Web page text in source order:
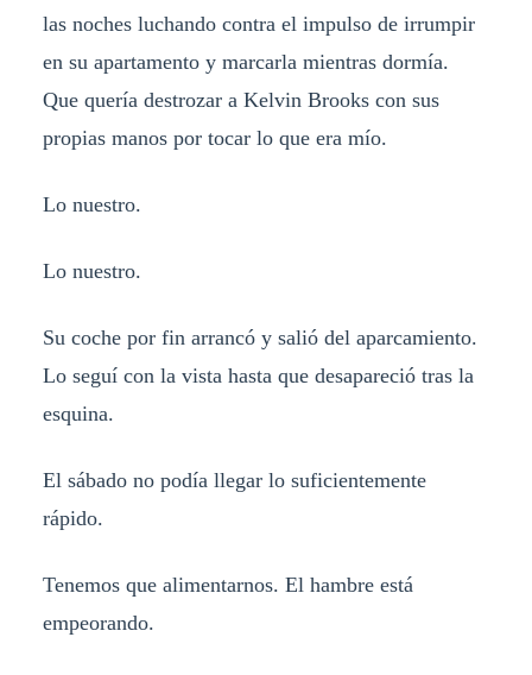
las noches luchando contra el impulso de irrumpir
en su apartamento y marcarla mientras dormía.
Que quería destrozar a Kelvin Brooks con sus
propias manos por tocar lo que era mío.
Lo nuestro.
Lo nuestro.
Su coche por fin arrancó y salió del aparcamiento.
Lo seguí con la vista hasta que desapareció tras la
esquina.
El sábado no podía llegar lo suficientemente
rápido.
Tenemos que alimentarnos. El hambre está
empeorando.